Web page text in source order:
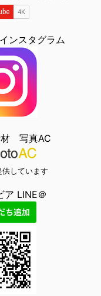
ンスタグラム
材 写真AC
しています
ア LINE＠